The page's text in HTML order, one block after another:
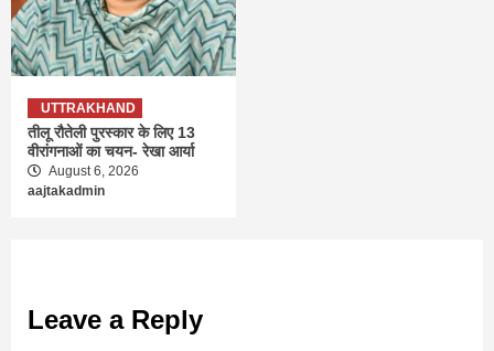
UTTRAKHAND
तीलू रौतेली पुरस्कार के लिए 13
वीरांगनाओं का चयन- रेखा आर्या
August 6, 2026
aajtakadmin
Leave a Reply